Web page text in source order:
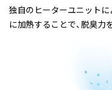
独自のヒーターユニット
に加熱することで、脱臭力